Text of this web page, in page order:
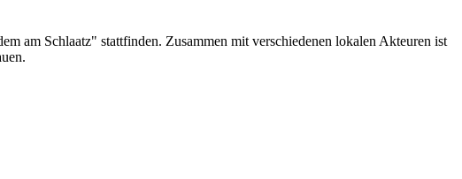
am Schlaatz" stattfinden. Zusammen mit verschiedenen lokalen Akteuren ist